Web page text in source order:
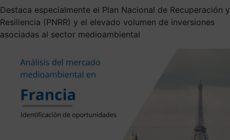
Destaca especialmente el Plan Nacional de Recuperación y
Resiliencia (PNRR) y el elevado volumen de inversiones
asociadas al sector medioambiental